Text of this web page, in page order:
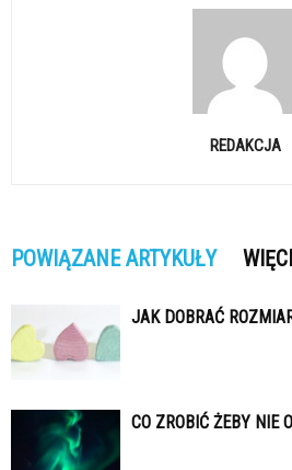
REDAKCJA
POWIĄZANE ARTYKUŁY
JAK DOBRAĆ
CO ZROBIĆ ŻEBY NIE